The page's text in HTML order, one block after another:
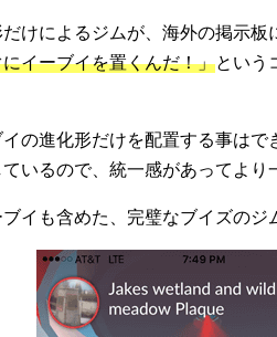
けによるジムが、海外の掲示板
イーブイを置くんだ！」という
の進化形だけを配置する事は
いるので、統一感があってより
イも含めた、完璧なブイズのジ